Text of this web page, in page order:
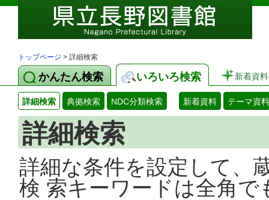
トップページ > 詳細検索
かんたん検索 いろいろ検索 新着資料
詳細検索 典拠検索 NDC分類検索 新着資料 テーマ資料
詳細検索
詳細な条件を設定して、
検 索キーワードは全角